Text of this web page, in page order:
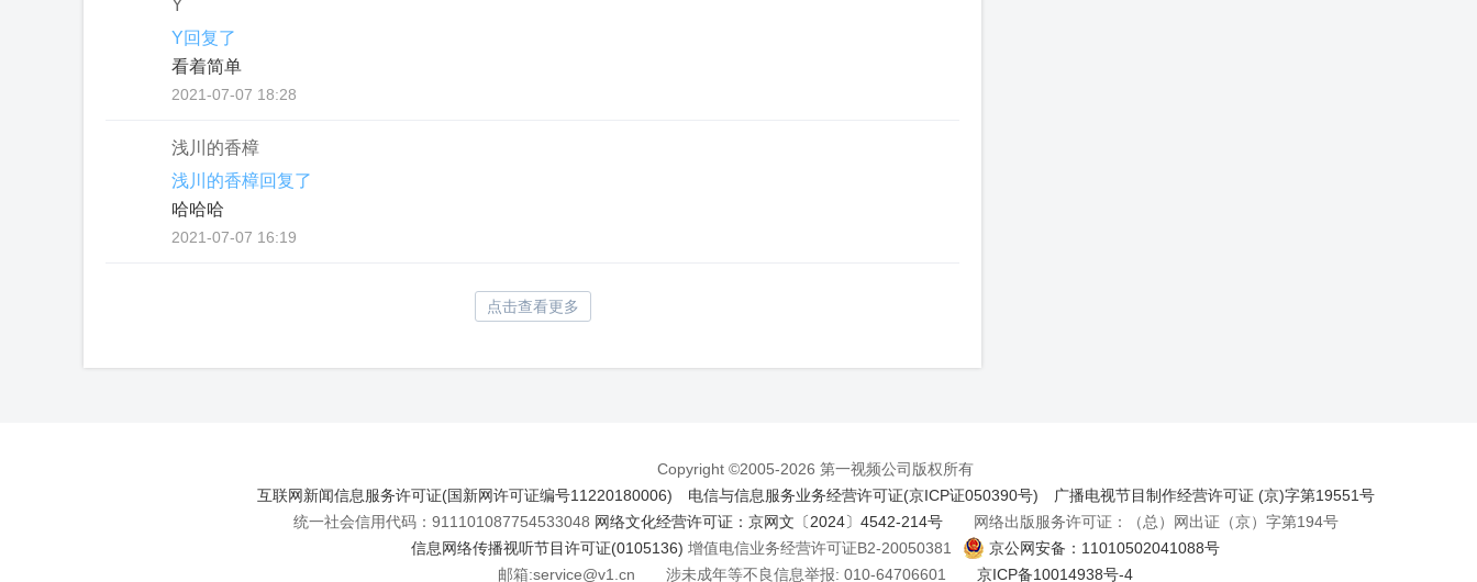
Y
Y回复了
看着简单
2021-07-07 18:28
浅川的香樟
浅川的香樟回复了
哈哈哈
2021-07-07 16:19
点击查看更多
Copyright ©2005-2026 第一视频公司版权所有
互联网新闻信息服务许可证(国新网许可证编号11220180006)
电信与信息服务业务经营许可证(京ICP证050390号)
广播电视节目制作经营许可证 (京)字第19551号
统一社会信用代码：911101087754533048 网络文化经营许可证：京网文〔2024〕4542-214号网络出版服务许可证：（总）网出证（京）字第194号
信息网络传播视听节目许可证(0105136) 增值电信业务经营许可证B2-20050381
京公网安备：11010502041088号
邮箱:service@v1.cn 涉未成年等不良信息举报: 010-64706601 京ICP备10014938号-4